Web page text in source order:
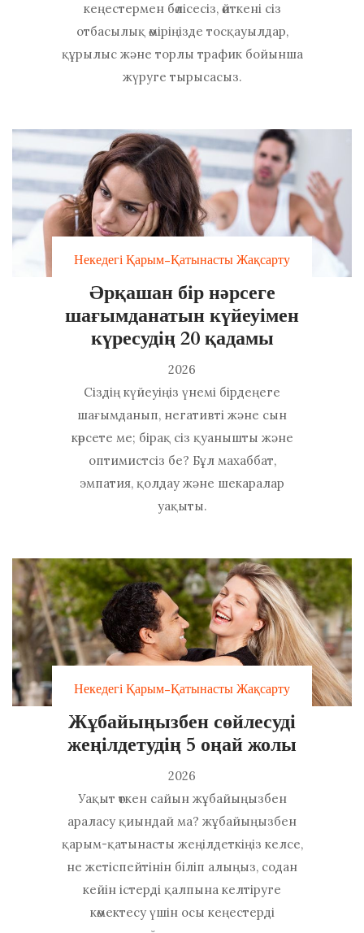
кеңестермен бөлісесіз, өйткені сіз
отбасылық өміріңізде тосқауылдар,
құрылыс және торлы трафик бойынша
жүруге тырысасыз.
Некедегі Қарым-Қатынасты Жақсарту
Әрқашан бір нәрсеге
шағымданатын күйеуімен
күресудің 20 қадамы
2026
Сіздің күйеуіңіз үнемі бірдеңеге
шағымданып, негативті және сын
көрсете ме; бірақ сіз қуанышты және
оптимистсіз бе? Бұл махаббат,
эмпатия, қолдау және шекаралар
уақыты.
Некедегі Қарым-Қатынасты Жақсарту
Жұбайыңызбен сөйлесуді
жеңілдетудің 5 оңай жолы
2026
Уақыт өткен сайын жұбайыңызбен
араласу қиындай ма? жұбайыңызбен
қарым-қатынасты жеңілдеткіңіз келсе,
не жетіспейтінін біліп алыңыз, содан
кейін істерді қалпына келтіруге
көмектесу үшін осы кеңестерді